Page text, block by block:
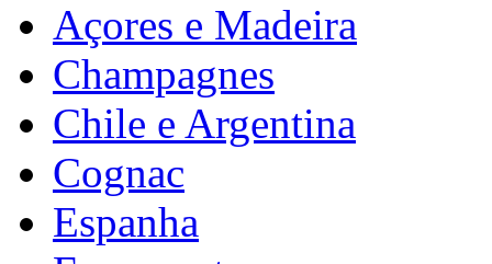
Açores e Madeira
Champagnes
Chile e Argentina
Cognac
Espanha